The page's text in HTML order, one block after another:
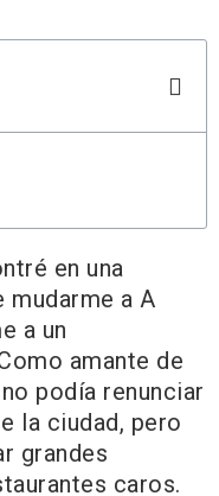
en una
a A
a un
amante de
podía renunciar
la ciudad, pero
grandes
caros.